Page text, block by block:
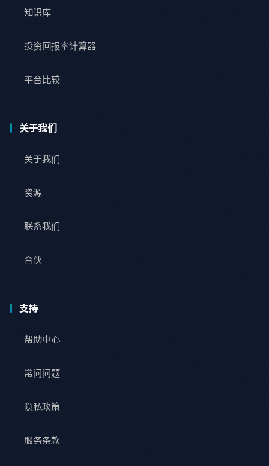
知识库
投资回报率计算器
平台比较
关于我们
关于我们
资源
联系我们
合伙
支持
帮助中心
常问问题
隐私政策
服务条款